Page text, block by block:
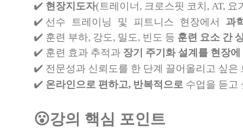
✔️ 현장지도자(트레이너, 크로스핏 코치, AT,
✔️ 선수 트레이닝 및 피트니스 현장에서 과
✔️ 훈련 부하, 강도, 밀도, 빈도 등 훈련 요소 간
✔️ 훈련 효과 추적과 장기 주기화 설계를 현장
✔️ 전문성과 신뢰도를 한 단계 끌어올리고 싶은
✔️ 온라인으로 편하고, 반복적으로 수업을 듣고
😮강의 핵심 포인트